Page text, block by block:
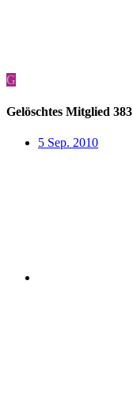
G
Gelöschtes Mitglied 383
5 Sep. 2010